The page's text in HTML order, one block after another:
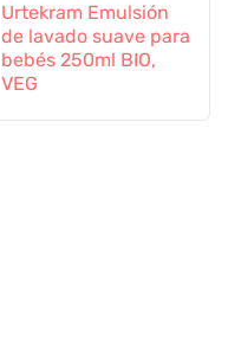
Urtekram Emulsión
de lavado suave para
bebés 250ml BIO,
VEG